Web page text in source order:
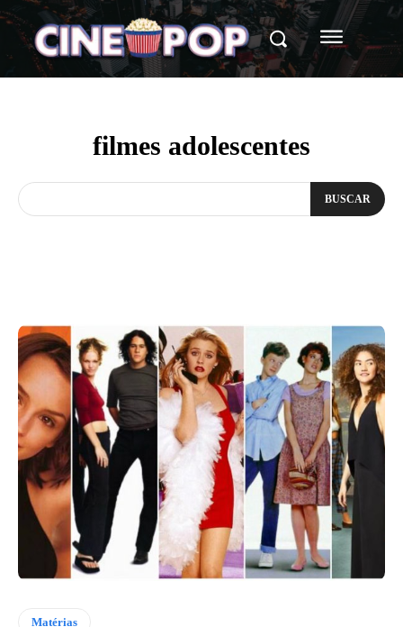
filmes adolescentes
BUSCAR
Matérias